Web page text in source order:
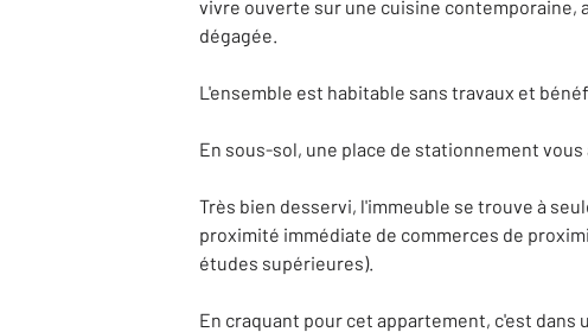
vivre ouverte sur une cuisine contemporaine,
dégagée.
L'ensemble est habitable sans travaux et
En sous-sol, une place de stationnement
Très bien desservi, l'immeuble se trouve à
proximité immédiate de commerces de
études supérieures).
En craquant pour cet appartement, c'est